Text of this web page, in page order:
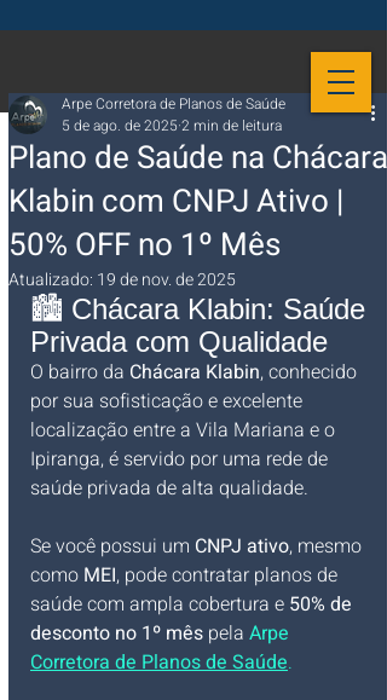
Plano de Saúde na Chácara
Klabin com CNPJ Ativo |
50% OFF no 1º Mês
Arpe Corretora de Planos de Saúde
5 de ago. de 2025 2 min de leitura
Atualizado: 19 de nov. de 2025
🏙️ Chácara Klabin: Saúde
Privada com Qualidade
O bairro da Chácara Klabin, conhecido
por sua sofisticação e excelente
localização entre a Vila Mariana e o
Ipiranga, é servido por uma rede de
saúde privada de alta qualidade.
Se você possui um CNPJ ativo, mesmo
como MEI, pode contratar planos de
saúde com ampla cobertura e 50% de
desconto no 1º mês pela Arpe
Corretora de Planos de Saúde.